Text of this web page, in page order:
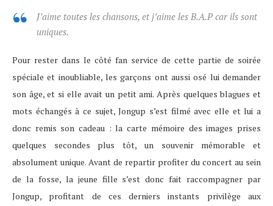
J’aime toutes les chansons, et j’aime les B.A.P car ils sont
uniques.
Pour rester dans le côté fan service de cette partie de soirée
spéciale et inoubliable, les garçons ont aussi osé lui demander
son âge, et si elle avait un petit ami. Après quelques blagues et
mots échangés à ce sujet, Jongup s’est filmé avec elle et lui a
donc remis son cadeau : la carte mémoire des images prises
quelques secondes plus tôt, un souvenir mémorable et
absolument unique. Avant de repartir profiter du concert au sein
de la fosse, la jeune fille s’est donc fait raccompagner par
Jongup, profitant de ces derniers instants privilège aux